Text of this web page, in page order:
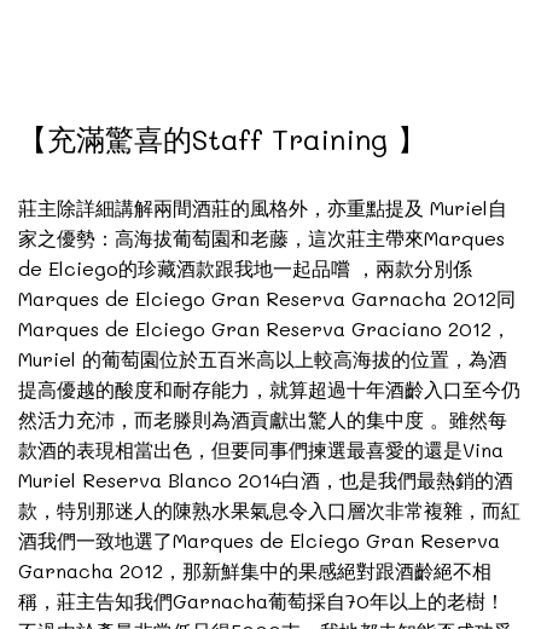
【充滿驚喜的Staff Training 】
莊主除詳細講解兩間酒莊的風格外，亦重點提及 Muriel自
家之優勢：高海拔葡萄園和老藤，這次莊主帶來Marques
de Elciego的珍藏酒款跟我地一起品嚐 ，兩款分別係
Marques de Elciego Gran Reserva Garnacha 2012同
Marques de Elciego Gran Reserva Graciano 2012，
Muriel 的葡萄園位於五百米高以上較高海拔的位置，為酒
提高優越的酸度和耐存能力，就算超過十年酒齡入口至今仍
然活力充沛，而老滕則為酒貢獻出驚人的集中度 。雖然每
款酒的表現相當出色，但要同事們揀選最喜愛的還是Vina
Muriel Reserva Blanco 2014白酒，也是我們最熱銷的酒
款，特別那迷人的陳熟水果氣息令入口層次非常複雜，而紅
酒我們一致地選了Marques de Elciego Gran Reserva
Garnacha 2012，那新鮮集中的果感絕對跟酒齡絕不相
稱，莊主告知我們Garnacha葡萄採自70年以上的老樹！